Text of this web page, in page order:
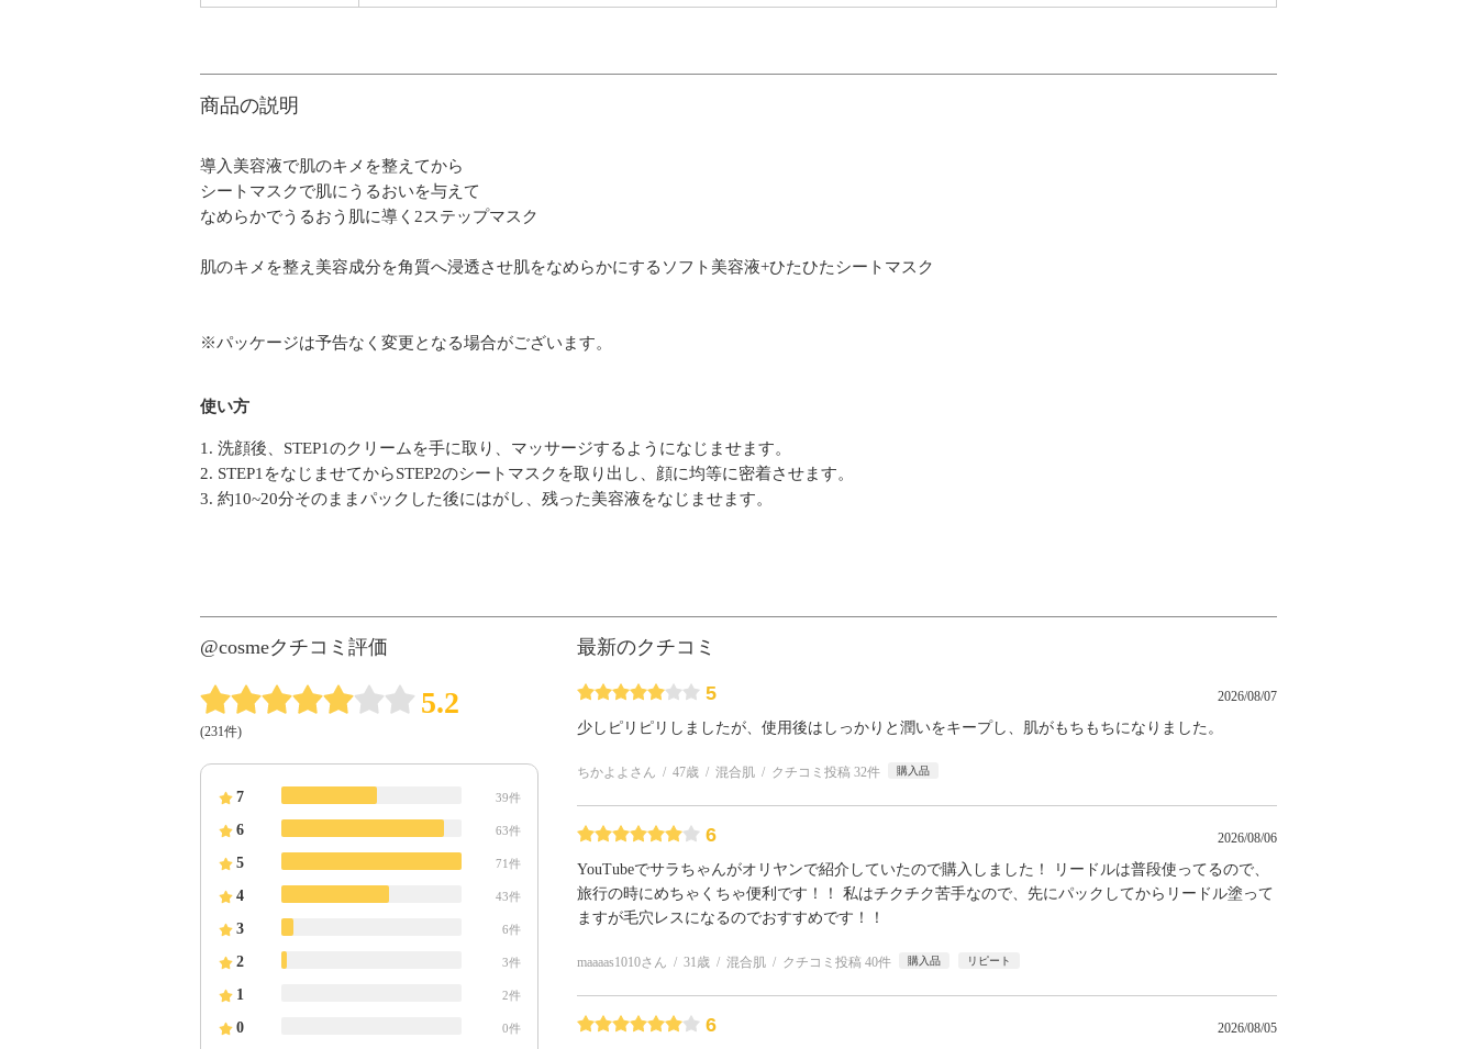
商品の説明
導入美容液で肌のキメを整えてから
シートマスクで肌にうるおいを与えて
なめらかでうるおう肌に導く2ステップマスク
肌のキメを整え美容成分を角質へ浸透させ肌をなめらかにするソフト美容液+ひたひたシートマスク
※パッケージは予告なく変更となる場合がございます。
使い方
1. 洗顔後、STEP1のクリームを手に取り、マッサージするようになじませます。
2. STEP1をなじませてからSTEP2のシートマスクを取り出し、顔に均等に密着させます。
3. 約10~20分そのままパックした後にはがし、残った美容液をなじませます。
@cosmeクチコミ評価
5.2
(231件)
7 39件
6 63件
5 71件
4 43件
3 6件
2 3件
1 2件
0 0件
最新のクチコミ
5 2026/08/07
少しピリピリしましたが、使用後はしっかりと潤いをキープし、肌がもちもちになりました。
ちかよよさん 47歳 混合肌 クチコミ投稿 32件 購入品
6 2026/08/06
YouTubeでサラちゃんがオリヤンで紹介していたので購入しました！ リードルは普段使ってるので、
旅行の時にめちゃくちゃ便利です！！ 私はチクチク苦手なので、先にパックしてからリードル塗って
ますが毛穴レスになるのでおすすめです！！
maaaas1010さん 31歳 混合肌 クチコミ投稿 40件 購入品 リピート
6 2026/08/05